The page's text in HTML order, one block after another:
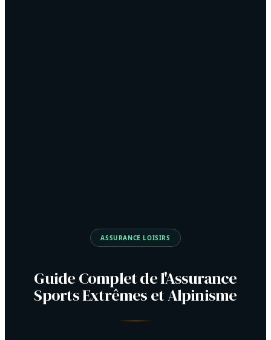
ASSURANCE LOISIRS
Guide Complet de l'Assurance
Sports Extrêmes et Alpinisme